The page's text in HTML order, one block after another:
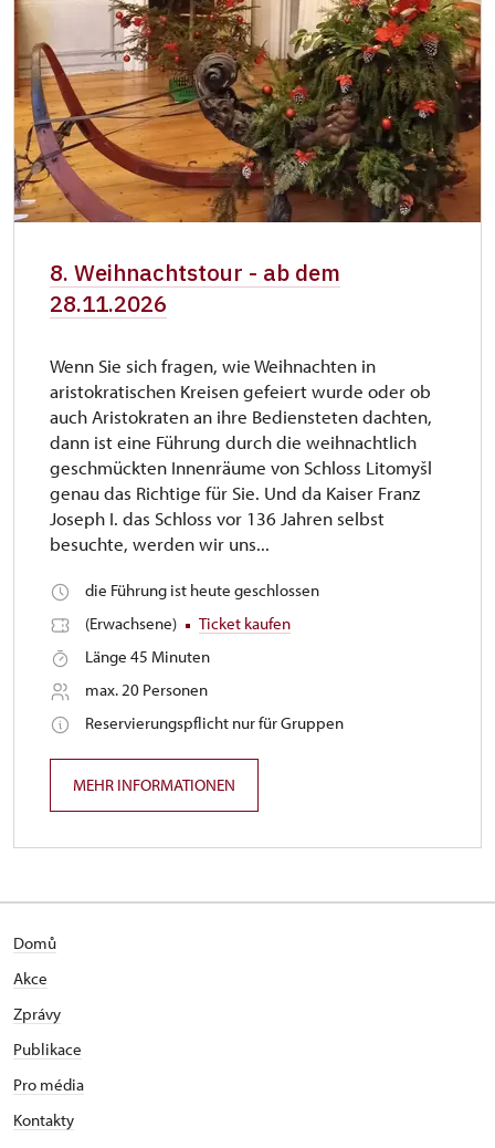
8. Weihnachtstour - ab dem
28.11.2026
Wenn Sie sich fragen, wie Weihnachten in
aristokratischen Kreisen gefeiert wurde oder ob
auch Aristokraten an ihre Bediensteten dachten,
dann ist eine Führung durch die weihnachtlich
geschmückten Innenräume von Schloss Litomyšl
genau das Richtige für Sie. Und da Kaiser Franz
Joseph I. das Schloss vor 136 Jahren selbst
besuchte, werden wir uns...
die Führung ist heute geschlossen
(Erwachsene)
Ticket kaufen
Länge 45 Minuten
max. 20 Personen
Reservierungspflicht nur für Gruppen
MEHR INFORMATIONEN
Domů
Akce
Zprávy
Publikace
Pro média
Kontakty